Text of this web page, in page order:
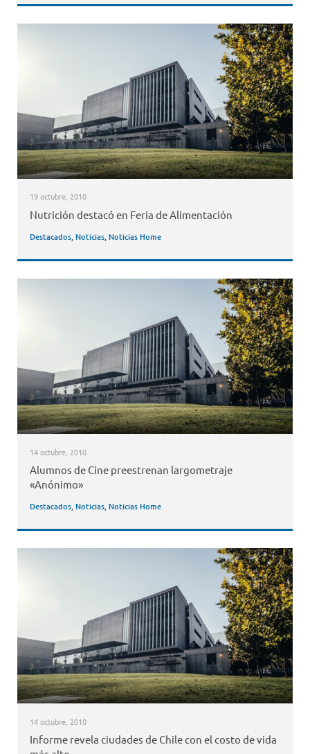
19 octubre, 2010
Nutrición destacó en Feria de Alimentación
Destacados, Noticias, Noticias Home
14 octubre, 2010
Alumnos de Cine preestrenan largometraje
«Anónimo»
Destacados, Noticias, Noticias Home
14 octubre, 2010
Informe revela ciudades de Chile con el costo de vida